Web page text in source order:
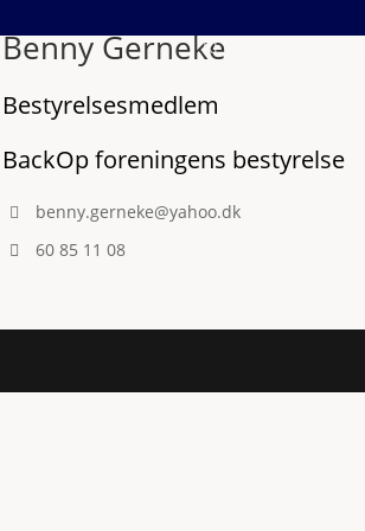
KLUBBEN
Benny Gerneke
Bestyrelsesmedlem
BackOp foreningens bestyrelse
benny.gerneke@yahoo.dk
60 85 11 08